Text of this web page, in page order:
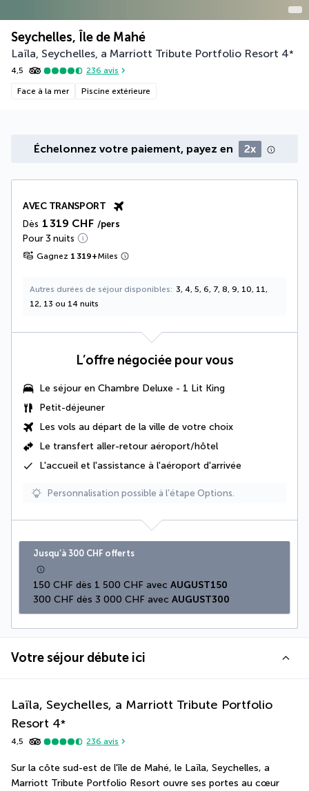
Seychelles, Île de Mahé
Laïla, Seychelles, a Marriott Tribute Portfolio Resort 4*
4,5 236 avis
Face à la mer Piscine extérieure
Échelonnez votre paiement, payez en 2x
AVEC TRANSPORT
Dès 1 319 CHF /pers
Pour 3 nuits
Gagnez 1 319+Miles
Autres durées de séjour disponibles
3, 4, 5, 6, 7, 8, 9, 10, 11,
12, 13 ou 14 nuits
L’offre négociée pour vous
Le séjour en Chambre Deluxe - 1 Lit King
Petit-déjeuner
Les vols au départ de la ville de votre choix
Le transfert aller-retour aéroport/hôtel
L'accueil et l'assistance à l'aéroport d'arrivée
Personnalisation possible à l’étape Options.
Jusqu’à 300 CHF offerts
150 CHF dès 1 500 CHF avec AUGUST150
300 CHF dès 3 000 CHF avec AUGUST300
Votre séjour débute ici
Laïla, Seychelles, a Marriott Tribute Portfolio
Resort 4*
4,5 236 avis
Sur la côte sud-est de l'île de Mahé, le Laïla, Seychelles, a
Marriott Tribute Portfolio Resort ouvre ses portes au cœur